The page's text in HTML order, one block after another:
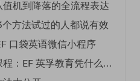
机到降落的全流程表达
方法试过的人都说有效
口袋英语微信小程序
探寻成人英语口语线上课程：EF 英孚教育凭什么领航